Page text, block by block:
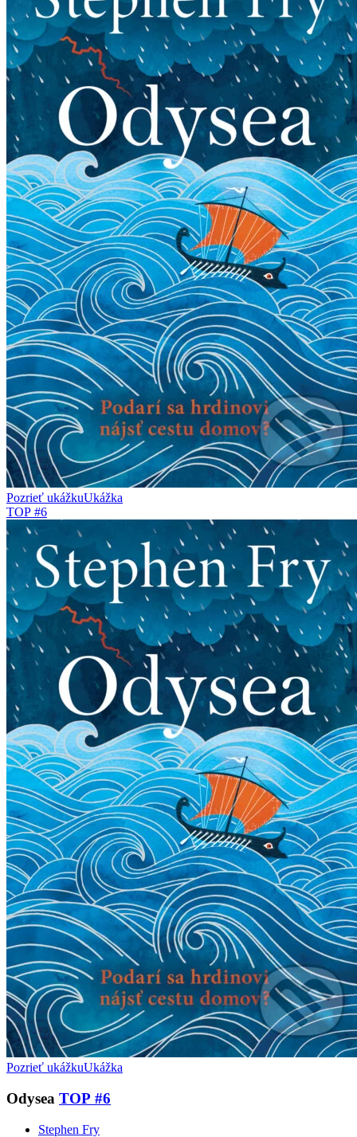
Pozrieť ukážkuUkážka
TOP #6
Pozrieť ukážkuUkážka
Odysea TOP #6
Stephen Fry